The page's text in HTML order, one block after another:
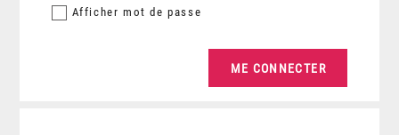
Afficher mot de passe